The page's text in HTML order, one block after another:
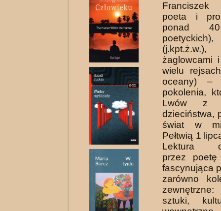
poeta i
ponad
żaglowcami
wielu
oceany) –
pokolenia,
Lwów z
dzieciństwa,
świat w
Pełtwią 1
Lektura
przez
fascynująca
zarówno
sztuki,